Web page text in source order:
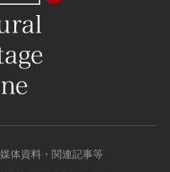
媒体資料・関連記事等